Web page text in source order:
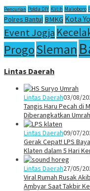
Pencurian Polda DIY Klitih Malioboro
Polres Bantul BMKG Kota
Event Jogja
ProgoSleman
Lintas Daerah
Lintas Daerah03/08/
Tangis Haru Pecah di
Diberangkatkan
Lintas Daerah09/07/
Gerak Cepat! LPS
Klaten dalam 5 Hari
Lintas Daerah27/05/
Viral Rumah Rusak
Ambyar Saat Takbir